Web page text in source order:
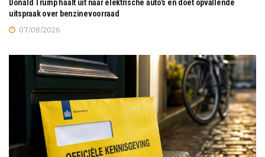
Donald Trump haalt uit naar elektrische auto’s en doet opvallende
uitspraak over benzinevoorraad
07/08/2026